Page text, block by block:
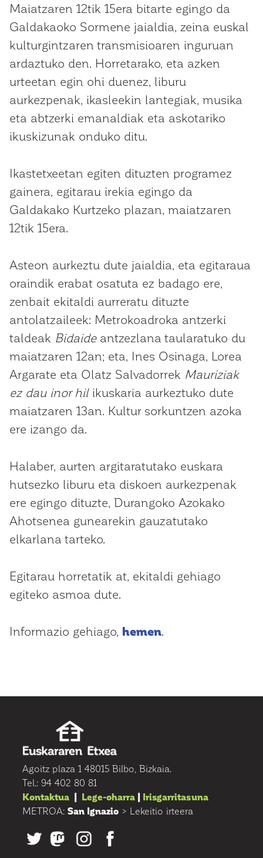
Maiatzaren 12tik 15era bitarte egingo da
Galdakaoko Sormene jaialdia, zeina euskal
kulturgintzaren transmisioaren inguruan
ardaztuko den. Horretarako, eta azken
urteetan egin ohi duenez, liburu
aurkezpenak, ikasleekin lantegiak, musika
eta abtzerki emanaldiak eta askotariko
ikuskizunak onduko ditu.
Ikastetxeetan egiten dituzten programez
gainera, egitarau irekia egingo da
Galdakako Kurtzeko plazan, maiatzaren
12tik 15era.
Asteon aurkeztu dute jaialdia, eta egitaraua
oraindik erabat osatuta ez badago ere,
zenbait ekitaldi aurreratu dituzte
antolatzaileek: Metrokoadroka antzerki
taldeak Bidaideantzezlana taularatuko du
maiatzaren 12an; eta, Ines Osinaga, Lorea
Argarate eta Olatz Salvadorrek Mauriziak
ez dau inor hilikuskaria aurkeztuko dute
maiatzaren 13an. Kultur sorkuntzen azoka
ere izango da.
Halaber, aurten argitaratutako euskara
hutsezko liburu eta diskoen aurkezpenak
ere egingo dituzte, Durangoko Azokako
Ahotsenea gunearekin gauzatutako
elkarlana tarteko.
Egitarau horretatik at, ekitaldi gehiago
egiteko asmoa dute.
Informazio gehiago, hemen.
Agoitz plaza 1 48015 Bilbo, Bizkaia.
Tel.: 94 402 80 81
Kontaktua | Lege-oharra | Irisgarritasuna
METROA: San Ignazio > Lekeitio irteera